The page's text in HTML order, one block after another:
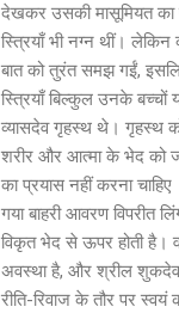
देखकर उसकी मासूमियत का
स्त्रियाँ भी नग्न थीं।
बात को तुरंत समझ गईं,
स्त्रियाँ बिल्कुल उनके बच्चों
व्यासदेव गृहस्थ थे। गृहस्थ
शरीर और आत्मा के भेद को
का प्रयास नहीं करना
गया बाहरी आवरण विपरीत
विकृत भेद से ऊपर होती है।
अवस्था है, और श्रील शुकदेव
रीति-रिवाज के तौर पर स्वयं